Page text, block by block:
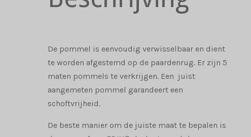
De pommel is eenvoudig verwisselbaar en dient
te worden afgestemd op de paardenrug. Er zijn 5
maten pommels te verkrijgen. Een juist
aangemeten pommel garandeert een
schoftvrijheid.
De beste manier om de juiste maat te bepalen is